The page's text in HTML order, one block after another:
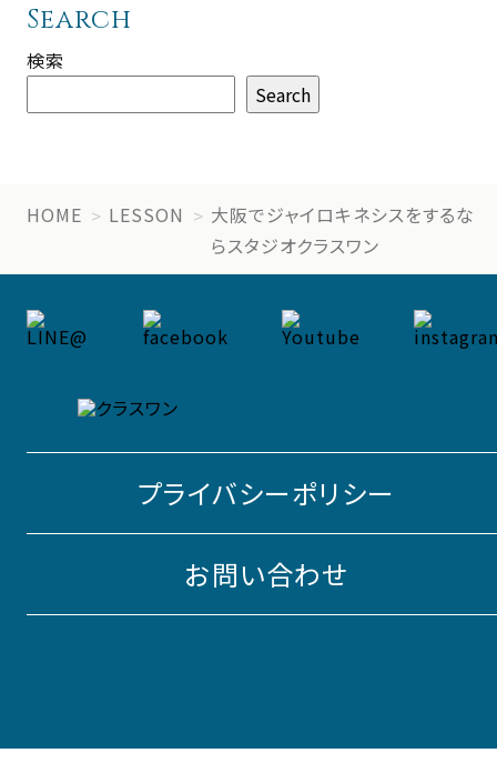
Search
検索
Search
HOME LESSON
大阪でジャイロキネシスをするな
らスタジオクラスワン
プライバシーポリシー
お問い合わせ